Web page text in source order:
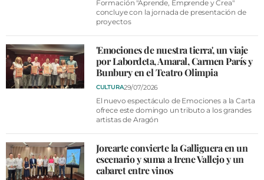
Formación "Aprende, Emprende y Crea"
concluye con la jornada de presentación de
proyectos
'Emociones de nuestra tierra', un viaje
por Labordeta, Amaral, Carmen París y
Bunbury en el Teatro Olimpia
CULTURA29/07/2026
El nuevo espectáculo de Emociones a la Carta
ofrece este domingo un tributo a los grandes
artistas de Aragón
Jorearte convierte la Galliguera en un
escenario y suma a Irene Vallejo y un
cabaret entre vinos